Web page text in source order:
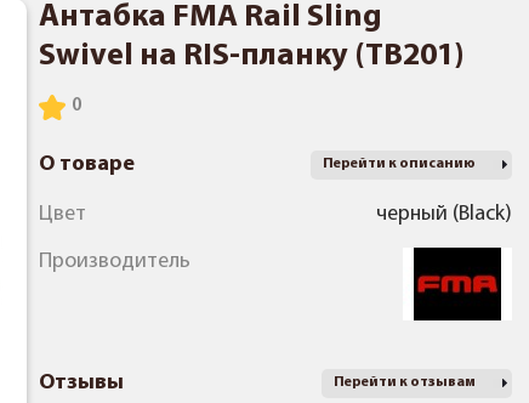
Антабка FMA Rail Sling
Swivel на RIS-планку (TB201)
О товаре Перейти к описанию
Цвет черный (Black)
Производитель
Отзывы Перейти к отзывам